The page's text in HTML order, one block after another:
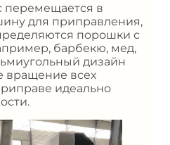
перемещается в
для приправления,
порошки с
барбекю, мед,
дизайн
вращение всех
идеально